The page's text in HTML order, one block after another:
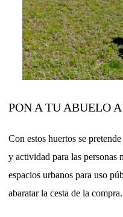
PON A TU ABUELO
Con estos huertos se
y actividad para las personas
espacios urbanos para uso
abaratar la cesta de la compra.